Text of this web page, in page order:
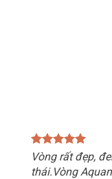
Vòng rất đẹp,
thái.Vòng